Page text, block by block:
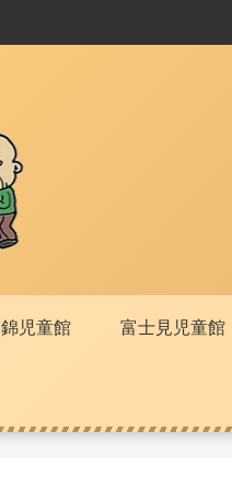
錦児童館 富士見児童館